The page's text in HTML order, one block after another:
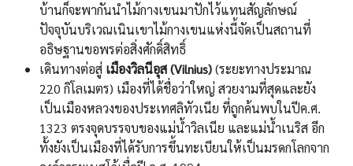
บ้านก็จะพากันนำไม้กางเขนมาปักไว้แทนสัญลักษณ์
ปัจจุบันบริเวณเนินเขาไม้กางเขนแห่งนี้จัดเป็นสถานที่
อธิษฐานขอพรต่อสิ่งศักดิ์สิทธิ์
เดินทางต่อสู่ เมืองวิลนีอุส (Vilnius)(ระยะทางประมาณ
220 กิโลเมตร) เมืองที่ได้ชื่อว่าใหญ่ สวยงามที่สุดและยัง
เป็นเมืองหลวงของประเทศลิทัวเนีย ที่ถูกค้นพบในปีค.ศ.
1323 ตรงจุดบรรจบของแม่น้ำวิลเนีย และแม่น้ำเนริส อีก
ทั้งยังเป็นเมืองที่ได้รับการขึ้นทะเบียนให้เป็นมรดกโลกจาก